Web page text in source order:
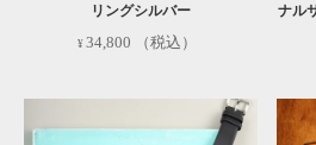
リングシルバー
34,800 （税込）
ナル